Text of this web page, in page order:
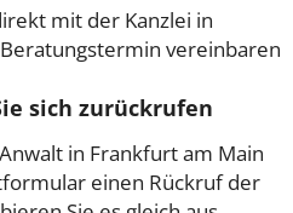
mit der Kanzlei in
vereinbaren
sich zurückrufen
in Frankfurt am Main
einen Rückruf der